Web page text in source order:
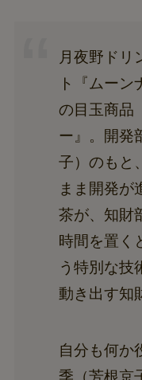
月夜野ドリ
ト『ムーン
の目玉商品
ー』。開発
子）のもと
まま開発が
茶が、知財
時間を置く
う特別な技
動き出す知
自分も何か
季（芳根京